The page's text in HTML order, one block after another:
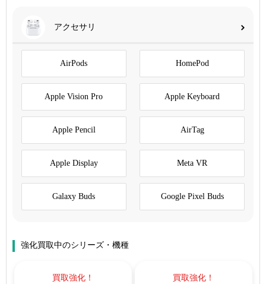
アクセサリ
AirPods HomePod
Apple Vision Pro Apple Keyboard
Apple Pencil AirTag
Apple Display Meta VR
Galaxy Buds Google Pixel Buds
強化買取中のシリーズ・機種
買取強化！ 買取強化！